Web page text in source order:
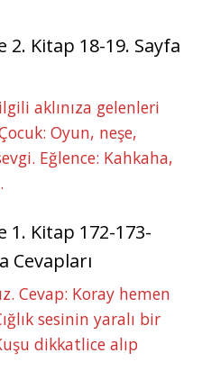
2. Kitap 18-19. Sayfa
aklınıza gelenleri
Oyun, neşe,
Eğlence: Kahkaha,
1. Kitap 172-173-
Cevapları
Cevap: Koray hemen
sesinin yaralı bir
dikkatlice alıp